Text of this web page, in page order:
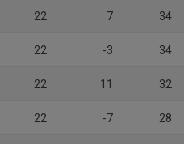
22 7 34
22 -3 34
22 11 32
22 -7 28